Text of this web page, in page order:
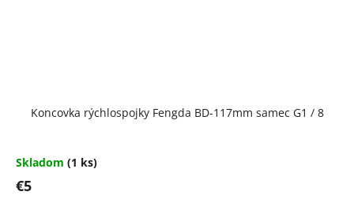
Koncovka rýchlospojky Fengda BD-117mm samec G1 / 8
Skladom (1 ks)
€5